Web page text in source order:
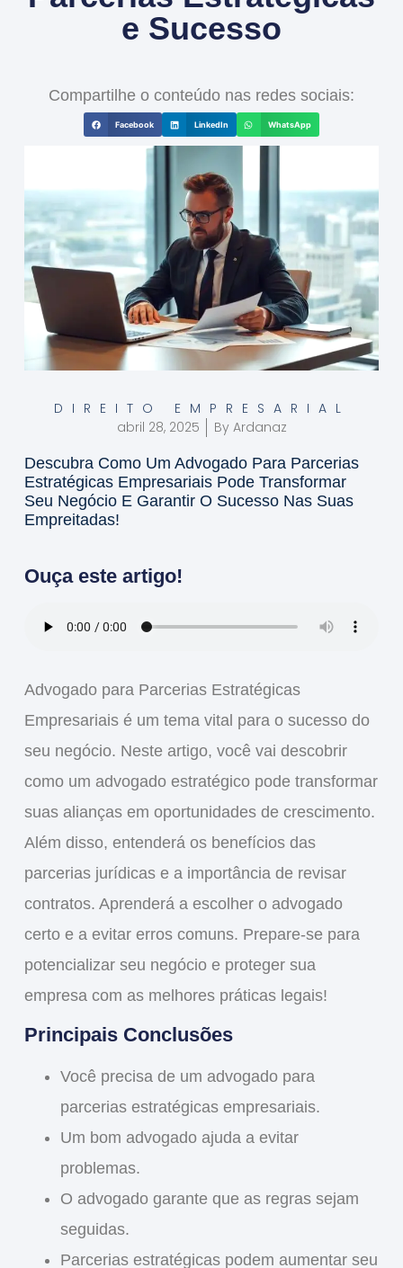
e Sucesso
Compartilhe o conteúdo nas redes sociais:
Facebook LinkedIn WhatsApp
DIREITO EMPRESARIAL
abril 28, 2025
ByArdanaz
Descubra Como Um Advogado Para Parcerias
Estratégicas Empresariais Pode Transformar
Seu Negócio E Garantir O Sucesso Nas Suas
Empreitadas!
Ouça este artigo!
Advogado para Parcerias Estratégicas
Empresariaisé um tema vital para o sucesso do
seu negócio. Neste artigo, você vai descobrir
como um advogado estratégico pode transformar
suas alianças em oportunidades de crescimento.
Além disso, entenderá os benefícios das
parcerias jurídicas e a importância de revisar
contratos. Aprenderá a escolher o advogado
certo e a evitar erros comuns. Prepare-se para
potencializar seu negócio e proteger sua
empresa com as melhores práticas legais!
Principais Conclusões
Você precisa de um advogado para
parcerias estratégicas empresariais.
Um bom advogado ajuda a evitar
problemas.
O advogado garante que as regras sejam
seguidas.
Parcerias estratégicas podem aumentar seu